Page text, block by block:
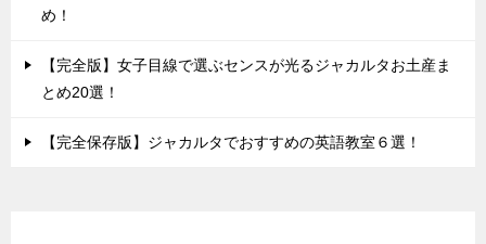
め！
【完全版】女子目線で選ぶセンスが光るジャカルタお土産ま
とめ20選！
【完全保存版】ジャカルタでおすすめの英語教室６選！